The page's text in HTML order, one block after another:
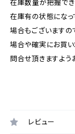
在庫数量が把握でき
在庫有の状態になっ
場合もございますの
場合や確実にお買
問合せ頂きますよう
レビュー